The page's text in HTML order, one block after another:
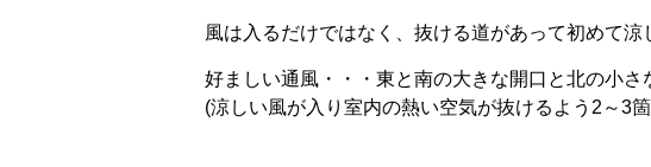
風は入るだけではなく、抜ける道があって初めて涼
好ましい通風・・・東と南の大きな開口と北の小さ
(涼しい風が入り室内の熱い空気が抜けるよう2～3